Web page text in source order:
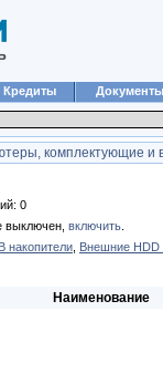
Кредиты Документы
комплектующие и
0
выключен, включить
накопители Внешние HDD
Наименование